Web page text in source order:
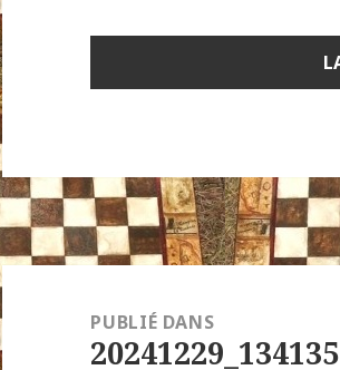
Navigation
de
l’article
PUBLIÉ DANS
20241229_134135